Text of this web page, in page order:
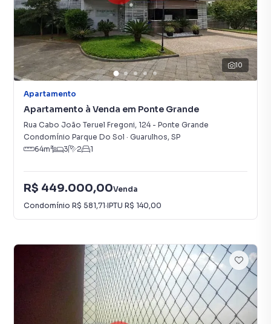
10
Apartamento
Apartamento à Venda em Ponte Grande
Rua Cabo João Teruel Fregoni, 124- Ponte Grande
Condomínio Parque Do Sol · Guarulhos, SP
64m² 3 2 1
R$ 449.000,00Venda
Condomínio R$ 581,71·IPTU R$ 140,00